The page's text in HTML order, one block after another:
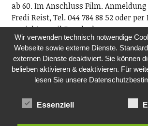
ab 60. Im Anschluss Film.
Fredi Reist, Tel. 044 784 88 52 oder
ov.richterswil@pszh.ch
12.00 Uhr, reformiertes
Rosengarten, Dorfstrasse 75,
FR, 06.11.2026
SCHOPFCLUB- JUGENDTREFF
Jugendarbeitende der beiden Kirchen
Jugendarbeit kuja
Wir verwenden technisch notwendige
Webseite sowie externe Dienste.
externen Dienste deaktiviert. Sie können
belieben aktivieren & deaktivieren. Für
lesen Sie unsere
Essenziell